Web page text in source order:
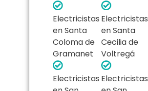
Electricistas
en Santa
Coloma de
Gramanet
Electricistas
en Santa
Cecilia de
Voltregá
Electricistas Electricistas